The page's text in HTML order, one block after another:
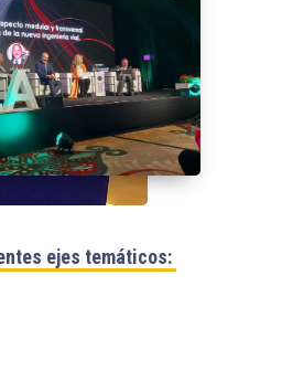
ejes temáticos: